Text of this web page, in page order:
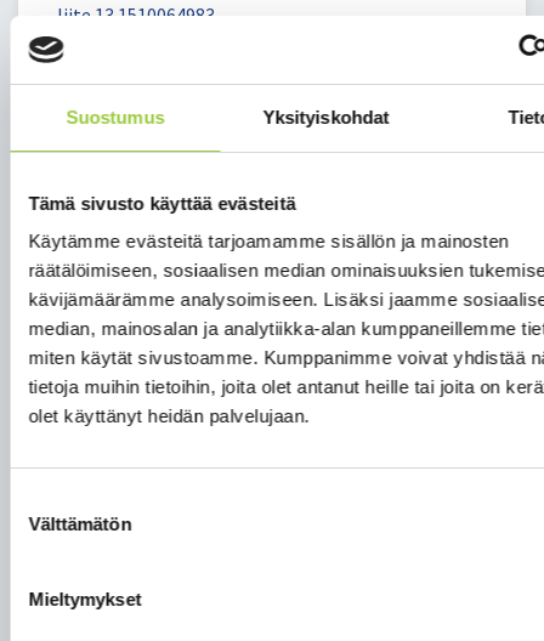
Suostumus Yksityiskohdat
Tämä sivusto käyttää evästeitä
Käytämme evästeitä tarjoamamme sisällön ja mainosten
räätälöimiseen, sosiaalisen median ominaisuuksien
kävijämäärämme analysoimiseen. Lisäksi jaamme
median, mainosalan ja analytiikka-alan kumppaneillemme
miten käytät sivustoamme. Kumppanimme voivat yhdistää
tietoja muihin tietoihin, joita olet antanut heille tai joita on
olet käyttänyt heidän palvelujaan.
valinta
Välttämätön
Mieltymykset
liite 13 1510064983-
004_Varsavaara_melumallinnus_2026-01-07 2
liite 14 Varsavaara_valkemallinnusraportti
liite 16 Raportti Paltamo Varsavaara
tuulivoimapuistoinventointi 2022 päivitetty-28-10
liite 17
liite 18
Varsavaaran_luonnos_palauteraportti_vastineet
Liite 20 Päiväpetolintu- ja kaakkuriselvitys,
liite 21